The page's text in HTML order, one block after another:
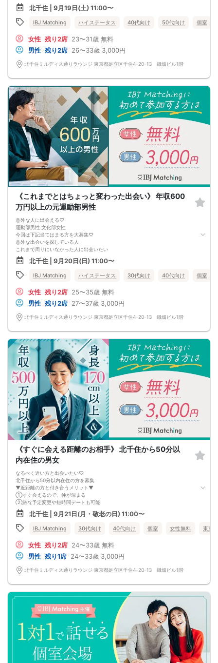
お互いに1人暮らしだからこそ、
分かり合えることが多いはず、、、♡
将来を見据えた真剣な出会い
体験しませんか？
北千住 | 9月19日(土) 11:00〜
IBJ Matching ハイステータス 40代向け 50代向け 個室
女性 残り2席 23〜31歳 無料
男性 残り2席 26〜33歳 3,000円
北千住ミルディス通りラウンジ 東京都足立区千住4-20-13 織畑ビル1階
《これまでとはちょっと変わった出会い》 年収600
万円以上の元運動部男性
意外な人に出会える♡
運動部男性 文化部女性
今回は下記当てはまる方を大募集♡
意外な出会いを探している人
これまで周りにいなかった人に出会いたい
新たに趣味を始めてみたい etc
マッチングしたらデートしたい
今日のご縁を大切にしたい
次に会うのは後日ではなく、この後がいい
お互いの新たな魅力が見つかるはず＆hellip＆＆＆hearts＆＆
まずはパーティーに参加してみませんか？
北千住 | 9月20日(日) 11:00〜
IBJ Matching ハイステータス 30代向け 40代向け 個室
女性 残り2席 25〜35歳 無料
男性 残り2席 27〜37歳 3,000円
北千住ミルディス通りラウンジ 東京都足立区千住4-20-13 織畑ビル1階
《すぐに会える距離のお相手》 北千住から50分以
内在住の男女
なるべく近い方と出会いたい♡
北千住から50分以内在住の方を募集
▼近距離の方と付き合うメリット▼
①すぐ会えるので、仲が深まる
②急な予定変更や短時間デートも可能
③生活圏や価値観が似やすい
同棲を考えたとき、引っ越しの負担が少なく
将来を想像しやすいのも◎
近距離の出会いは北千住ラウンジで♡
北千住 | 9月21日(月・敬老の日) 11:00〜
IBJ Matching 30代向け 40代向け 個室 女性無料 東京
女性 残り2席 24〜33歳 無料
男性 残り1席 24〜33歳 3,000円
北千住ミルディス通りラウンジ 東京都足立区千住4-20-13 織畑ビル1階